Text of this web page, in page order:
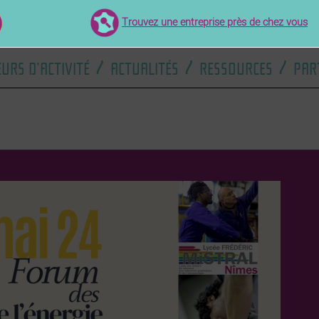
Trouvez une entreprise près de chez vous
D’ACTIVITÉ / ACTUALITÉS / RESSOURCES /